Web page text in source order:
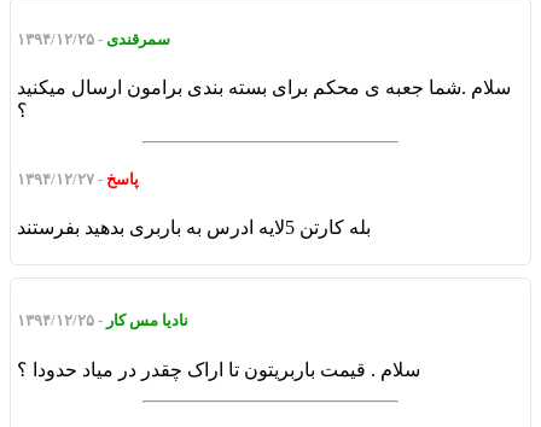
سمرقندی - ۱۳۹۴/۱۲/۲۵
سلام .شما جعبه ی محکم برای بسته بندی برامون ارسال میکنید
؟
پاسخ - ۱۳۹۴/۱۲/۲۷
بله کارتن 5لایه ادرس به باربری بدهید بفرستند
نادیا مس کار - ۱۳۹۴/۱۲/۲۵
سلام . قیمت باربریتون تا اراک چقدر در میاد حدودا ؟